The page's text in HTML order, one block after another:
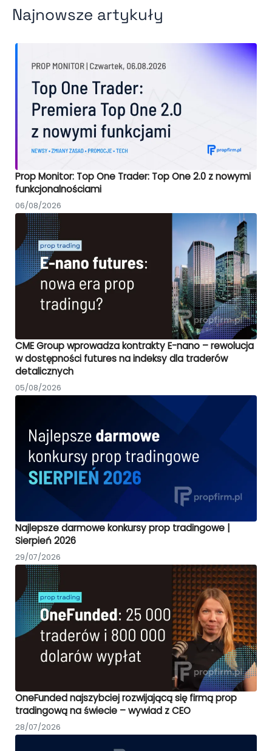
Najnowsze artykuły
Prop Monitor: Top One Trader: Top One 2.0 z nowymi
funkcjonalnościami
06/08/2026
CME Group wprowadza kontrakty E-nano – rewolucja
w dostępności futures na indeksy dla traderów
detalicznych
05/08/2026
Najlepsze darmowe konkursy prop tradingowe |
Sierpień 2026
29/07/2026
OneFunded najszybciej rozwijającą się firmą prop
tradingową na świecie – wywiad z CEO
28/07/2026